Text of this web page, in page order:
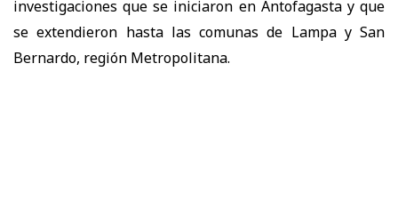
investigaciones que se iniciaron en Antofagasta y que
se extendieron hasta las comunas de Lampa y San
Bernardo, región Metropolitana.